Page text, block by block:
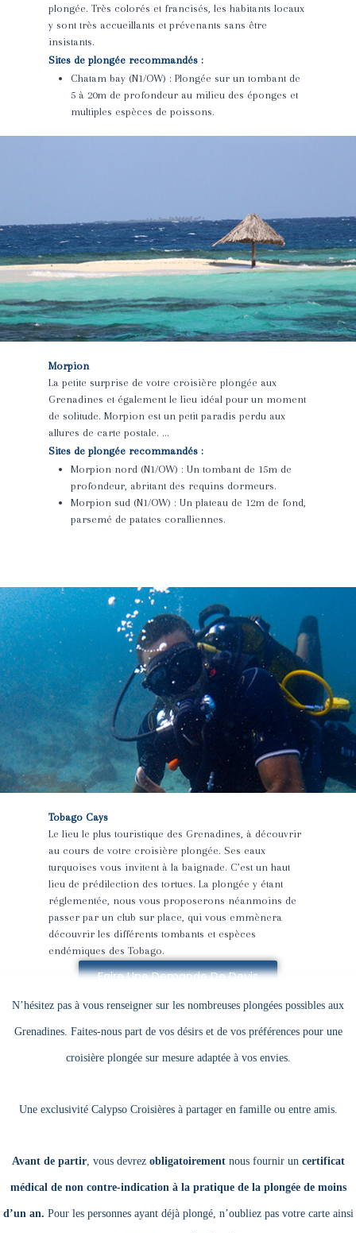
plongée. Très colorés et francisés, les habitants locaux
y sont très accueillants et prévenants sans être
insistants.
Sites de plongée recommandés :
Chatam bay (N1/OW) : Plongée sur un tombant de
5 à 20m de profondeur au milieu des éponges et
multiples espèces de poissons.
Morpion
La petite surprise de votre croisière plongée aux
Grenadines et également le lieu idéal pour un moment
de solitude. Morpion est un petit paradis perdu aux
allures de carte postale. …
Sites de plongée recommandés :
Morpion nord (N1/OW) : Un tombant de 15m de
profondeur, abritant des requins dormeurs.
Morpion sud (N1/OW) : Un plateau de 12m de fond,
parsemé de patates coralliennes.
Tobago Cays
Le lieu le plus touristique des Grenadines, à découvrir
au cours de votre croisière plongée. Ses eaux
turquoises vous invitent à la baignade. C’est un haut
lieu de prédilection des tortues. La plongée y étant
réglementée, nous vous proposerons néanmoins de
passer par un club sur place, qui vous emmènera
découvrir les différents tombants et espèces
endémiques des Tobago.
Faire Une Demande De Devis
N’hésitez pas à vous renseigner sur les nombreuses plongées possibles aux
Grenadines. Faites-nous part de vos désirs et de vos préférences pour une
croisière plongée sur mesure adaptée à vos envies.
Une exclusivité Calypso Croisières à partager en famille ou entre amis.
Avant de partir, vous devrez obligatoirementnous fournir un certificat
médical de non contre-indication à la pratique de la plongée de moins
d’un an. Pour les personnes ayant déjà plongé, n’oubliez pas votre carte ainsi